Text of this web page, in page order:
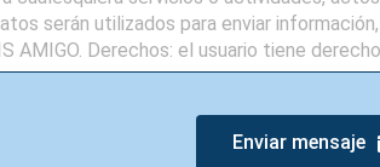
Enviar mensaje